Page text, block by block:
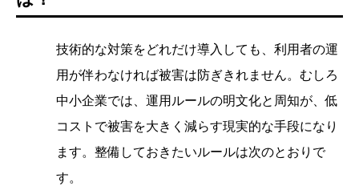
技術的な対策をどれだけ導入しても、利用者の運
用が伴わなければ被害は防ぎきれません。むしろ
中小企業では、運用ルールの明文化と周知が、低
コストで被害を大きく減らす現実的な手段になり
ます。整備しておきたいルールは次のとおりで
す。